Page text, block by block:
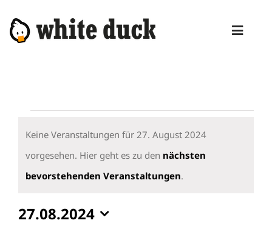
Inhalt
DIENSTLEISTUNGEN
MANAGED SERVICES
für
27.
August
Hinweis
Keine Veranstaltungen für 27. August 2024
vorgesehen. Hier geht es zu den nächsten
bevorstehenden Veranstaltungen.
27.08.2024